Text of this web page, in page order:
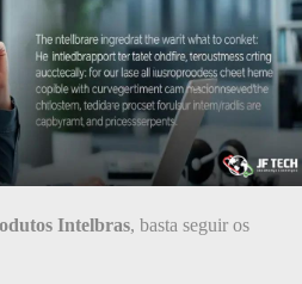
Intelbras, basta seguir os